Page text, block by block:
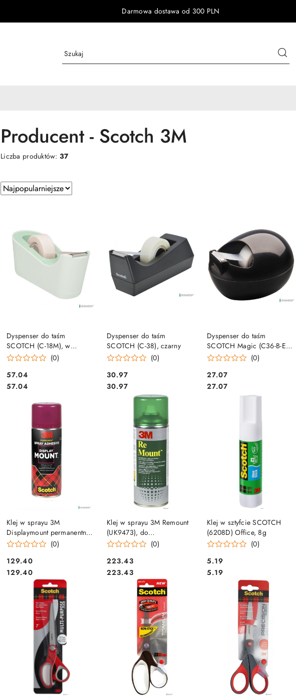
Darmowa dostawa od 300 PLN
Producent - Scotch 3M
Liczba produktów:37
Zastosowano
sortowanie:
Sortuj
według
Dyspenser do taśm
SCOTCH (C-18M), w
zestawie taśma Magic
(0)
Cena:
57.04
Cena:
57.04
DO KOSZYKA
Dyspenser do taśm
SCOTCH (C-38), czarny
(0)
Cena:
30.97
Cena:
30.97
DO KOSZYKA
Dyspenser do taśm
SCOTCH Magic (C36-B-EU)
projektu Karim Rashid,
SALE
(0)
Cena:
27.07
Cena:
27.07
DO KOSZYKA
Klej w sprayu 3M
Displaymount permanentny,
400ml
(0)
Cena:
129.40
Cena:
129.40
DO KOSZYKA
Klej w sprayu 3M Remount
(UK9473), do
repozycjonowania, 400ml
(0)
Cena:
223.43
Cena:
223.43
DO KOSZYKA
Klej w sztyfcie SCOTCH
(6208D) Office, 8g
(0)
Cena:
5.19
Cena:
5.19
DO KOSZYKA